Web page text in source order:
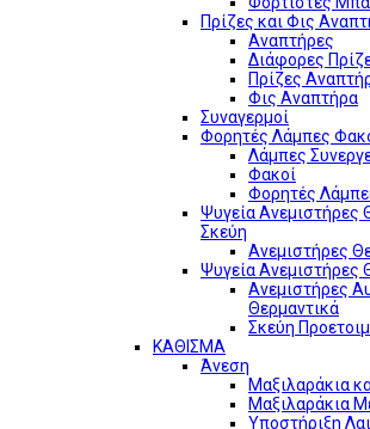
Πρίζες και Φις
Αναπτήρες
Διάφορες
Πρίζες
Φις Αναπτήρα
Συναγερμοί
Φορητές Λάμπες
Λάμπες
Φακοί
Φορητές
Ψυγεία Ανεμιστήρες
Σκεύη
Ανεμιστήρες
Ψυγεία Ανεμιστήρες
Ανεμιστήρες
Θερμαντικά
Σκεύη
ΚΑΘΙΣΜΑ
Άνεση
Μαξιλαράκια
Μαξιλαράκια
Υποστήριξη